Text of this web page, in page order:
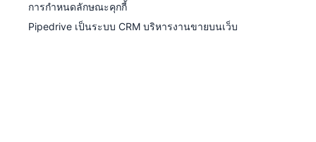
การกําหนดลักษณะคุกกี้
Pipedrive เป็นระบบ CRM บริหารงานขายบนเว็บ